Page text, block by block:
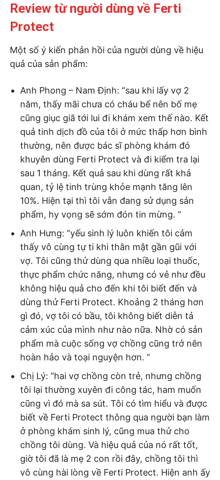
Review từ người dùng về Ferti
Protect
Một số ý kiến phản hồi của người dùng về hiệu
quả của sản phẩm:
Anh Phong – Nam Định: “sau khi lấy vợ 2
năm, thấy mãi chưa có cháu bế nên bố mẹ
cũng giục giã tới lui đi khám xem thế nào. Kết
quả tinh dịch đồ của tôi ở mức thấp hơn bình
thường, nên được bác sĩ phòng khám đó
khuyên dùng Ferti Protect và đi kiểm tra lại
sau 1 tháng. Kết quả sau khi dùng rất khả
quan, tỷ lệ tinh trùng khỏe mạnh tăng lên
10%. Hiện tại thì tôi vẫn đang sử dụng sản
phẩm, hy vọng sẽ sớm đón tin mừng. “
Anh Hưng: “yếu sinh lý luôn khiến tôi cảm
thấy vô cùng tự ti khi thân mật gần gũi với
vợ. Tôi cũng thử dùng qua nhiều loại thuốc,
thực phẩm chức năng, nhưng có vẻ như đều
không hiệu quả cho đến khi tôi biết đến và
dùng thử Ferti Protect. Khoảng 2 tháng hơn
gì đó, vợ tôi có bầu, tôi không biết diễn tả
cảm xúc của mình như nào nữa. Nhờ có sản
phẩm mà cuộc sống vợ chồng cũng trở nên
hoàn hảo và toại nguyện hơn. ”
Chị Lý: “hai vợ chồng còn trẻ, nhưng chồng
tôi lại thường xuyên đi công tác, ham muốn
cũng vì đó mà sa sút. Tôi có tìm hiểu và được
biết về Ferti Protect thông qua người bạn làm
ở phòng khám sinh lý, cũng mua thử cho
chồng tôi dùng. Và hiệu quả của nó rất tốt,
giờ tôi đã là mẹ 2 con rồi đây, chồng tôi thì
vô cùng hài lòng về Ferti Protect. Hiện anh ấy